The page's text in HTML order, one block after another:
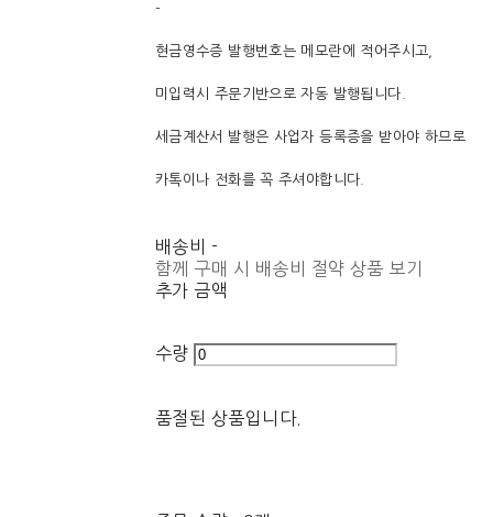
-
현금영수증 발행번호는 메모란에 적어주시고,
미입력시 주문기반으로 자동 발행됩니다.
세금계산서 발행은 사업자 등록증을 받아야 하므로
카톡이나 전화를 꼭 주셔야합니다.
배송비 -
함께 구매 시 배송비 절약 상품 보기
추가 금액
수량
품절된 상품입니다.